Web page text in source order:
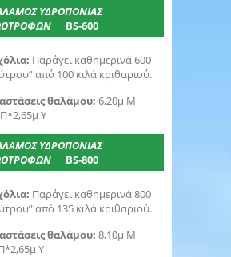
ΥΔΡΟΠΟΝΙΑΣ
BS-600
Παράγει καθημερινά 600
από 100 κιλά κριθαριού.
θαλάμου: 6,20μ Μ
Υ
ΥΔΡΟΠΟΝΙΑΣ
BS-800
Παράγει καθημερινά 800
από 135 κιλά κριθαριού.
θαλάμου: 8,10μ Μ
Υ